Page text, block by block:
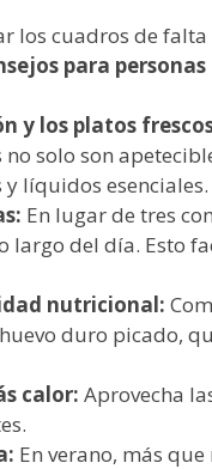
los cuadros de
para
y los platos
solo son
líquidos esenciales.
En lugar de tres
largo del día. Esto
nutricional:
duro picado,
calor: Aprovecha
En verano, más